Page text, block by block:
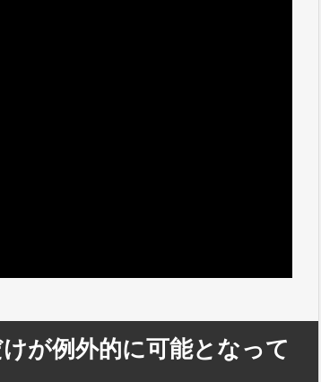
が例外的に可能となって